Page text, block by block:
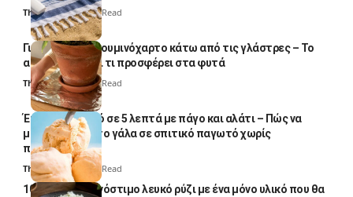
Thali Ombre5 Min Read
Γιατί βάζουν αλουμινόχαρτο κάτω από τις γλάστρες – Το
απλό κόλπο και τι προσφέρει στα φυτά
Thali Ombre4 Min Read
Έτοιμο παγωτό σε 5 λεπτά με πάγο και αλάτι – Πώς να
μετατρέψετε το γάλα σε σπιτικό παγωτό χωρίς
παγωτομηχανή
Thali Ombre 4 Min Read
10 φορές ποιο νόστιμο λευκό ρύζι με ένα μόνο υλικό που θα